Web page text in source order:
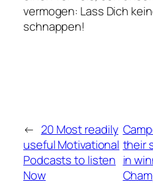
vermogen: Lass Dich
schnappen!
← 20 Most readily
useful Motivational
Podcasts to listen
Now
their
in